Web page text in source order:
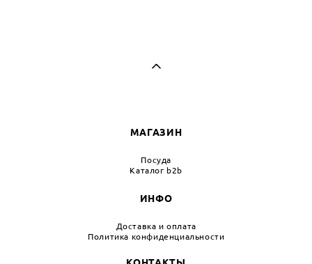
МАГАЗИН
Посуда
Каталог b2b
ИНФО
Доставка и оплата
Политика конфиденциальности